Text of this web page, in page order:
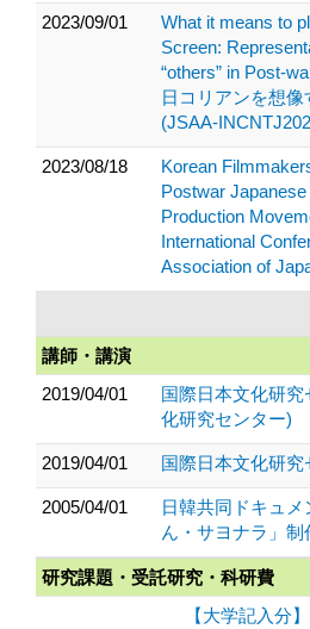
2023/09/01
What it means to
Screen:
“others” in Post-
日コリアンを想像
(JSAA-
2023/08/18
Korean
Postwar
Production
International
Association of
講師・講演
2019/04/01
国際日本文化研
化研究センター)
2019/04/01 国際日本文化研究
2005/04/01
日韓共同ドキュメ
ん・サヨナラ」
研究課題・受託研究・科研費
【大学記入分